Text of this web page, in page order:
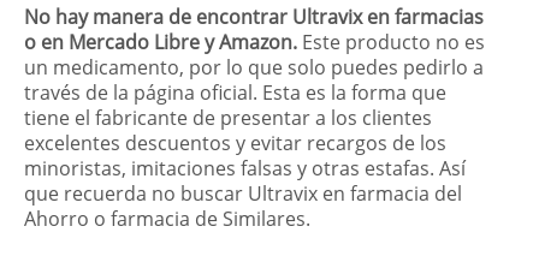
No hay manera de encontrar Ultravix en farmacias
o en Mercado Libre y Amazon. Este producto no es
un medicamento, por lo que solo puedes pedirlo a
través de la página oficial. Esta es la forma que
tiene el fabricante de presentar a los clientes
excelentes descuentos y evitar recargos de los
minoristas, imitaciones falsas y otras estafas. Así
que recuerda no buscar Ultravix en farmacia del
Ahorro o farmacia de Similares.